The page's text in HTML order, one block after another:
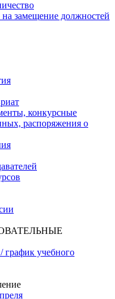
замещение должностей
конкурсные
распоряжения о
график учебного